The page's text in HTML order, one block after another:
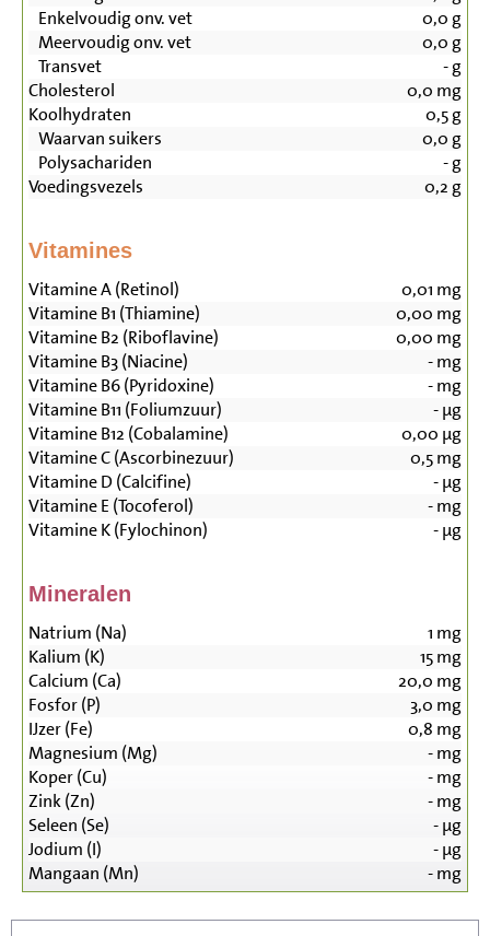
Enkelvoudig onv. vet
0,0 g
Meervoudig onv. vet
0,0 g
Transvet
-g
Cholesterol
0,0 mg
Koolhydraten
0,5g
Waarvan suikers
0,0 g
Polysachariden
-g
Voedingsvezels
0,2 g
Vitamines
Vitamine A (Retinol) 0,01 mg
Vitamine B1 (Thiamine)
0,00 mg
Vitamine B2 (Riboflavine)
0,00 mg
Vitamine B3 (Niacine)
-mg
Vitamine B6 (Pyridoxine)
-mg
Vitamine B11 (Foliumzuur)
-µg
Vitamine B12 (Cobalamine)
0,00 µg
Vitamine C (Ascorbinezuur)
0,5mg
Vitamine D (Calcifine)
-µg
Vitamine E (Tocoferol)
-mg
Vitamine K (Fylochinon)
-µg
Mineralen
Natrium (Na) 1 mg
Kalium (K)
15mg
Calcium (Ca)
20,0 mg
Fosfor (P)
3,0 mg
IJzer (Fe)
0,8 mg
Magnesium (Mg)
-mg
Koper (Cu)
-mg
Zink (Zn)
-mg
Seleen (Se)
-µg
Jodium (I)
-µg
Mangaan (Mn)
-mg